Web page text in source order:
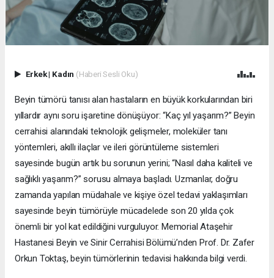
Erkek| Kadın (Haberi Sesli Oku)
Beyin tümörü tanısı alan hastaların en büyük korkularından biri
yıllardır aynı soru işaretine dönüşüyor: “Kaç yıl yaşarım?” Beyin
cerrahisi alanındaki teknolojik gelişmeler, moleküler tanı
yöntemleri, akıllı ilaçlar ve ileri görüntüleme sistemleri
sayesinde bugün artık bu sorunun yerini; “Nasıl daha kaliteli ve
sağlıklı yaşarım?” sorusu almaya başladı. Uzmanlar, doğru
zamanda yapılan müdahale ve kişiye özel tedavi yaklaşımları
sayesinde beyin tümörüyle mücadelede son 20 yılda çok
önemli bir yol kat edildiğini vurguluyor. Memorial Ataşehir
Hastanesi Beyin ve Sinir Cerrahisi Bölümü’nden Prof. Dr. Zafer
Orkun Toktaş, beyin tümörlerinin tedavisi hakkında bilgi verdi.